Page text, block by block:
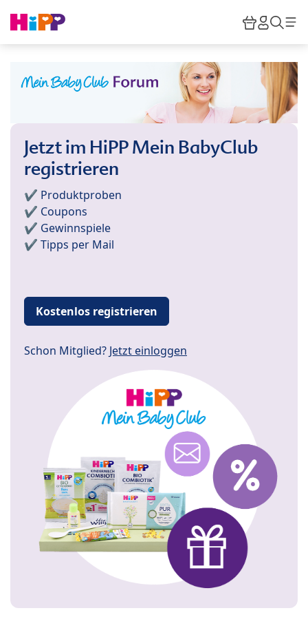
HiPP
Jetzt im HiPP Mein BabyClub
registrieren
✔️ Produktproben
✔️ Coupons
✔️ Gewinnspiele
✔️ Tipps per Mail
Kostenlos registrieren
Schon Mitglied? Jetzt einloggen